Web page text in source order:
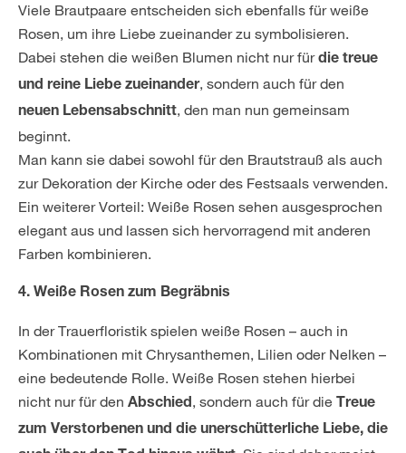
Viele Brautpaare entscheiden sich ebenfalls für weiße
Rosen, um ihre Liebe zueinander zu symbolisieren.
Dabei stehen die weißen Blumen nicht nur fürdie treue
und reine Liebe zueinander, sondern auch für den
neuen Lebensabschnitt, den man nun gemeinsam
beginnt.
Man kann sie dabei sowohl für den Brautstrauß als auch
zur Dekoration der Kirche oder des Festsaals verwenden.
Ein weiterer Vorteil: Weiße Rosen sehen ausgesprochen
elegant aus und lassen sich hervorragend mit anderen
Farben kombinieren.
4. Weiße Rosen zum Begräbnis
In der Trauerfloristik spielen weiße Rosen – auch in
Kombinationen mit Chrysanthemen, Lilien oder Nelken –
eine bedeutende Rolle. Weiße Rosen stehen hierbei
nicht nur für den Abschied, sondern auch für die Treue
zum Verstorbenen und die unerschütterliche Liebe, die